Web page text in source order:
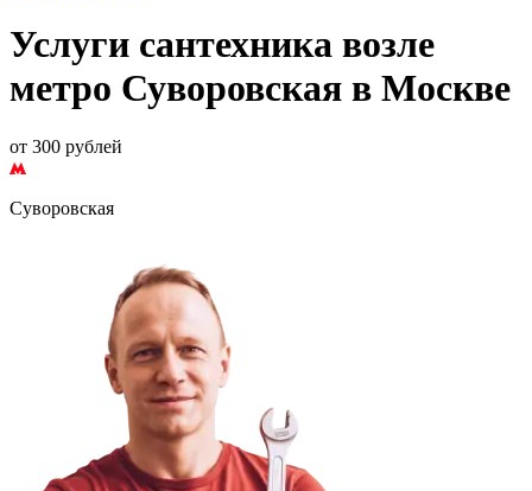
Услуги сантехника возле
метро Суворовская в Москве
от 300 рублей
Суворовская